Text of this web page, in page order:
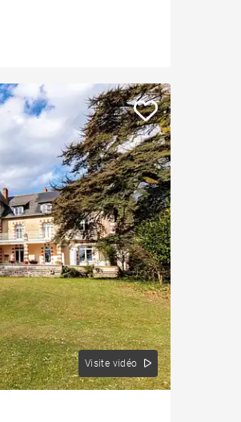
Visite vidéo